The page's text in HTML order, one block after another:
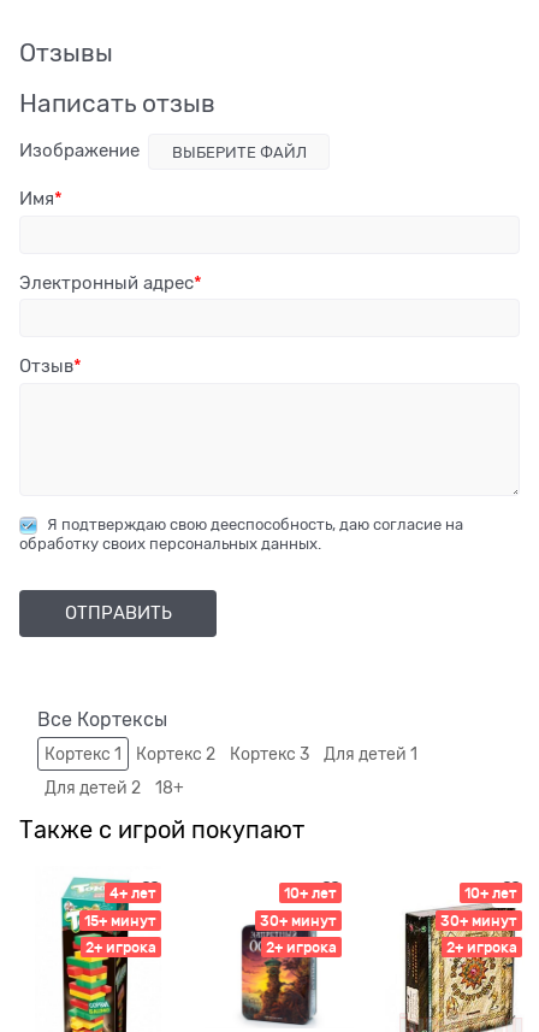
Отзывы
Написать отзыв
Изображение ВЫБЕРИТЕ ФАЙЛ
Имя
Электронный адрес
Отзыв
Я подтверждаю свою дееспособность, даю согласие на
обработку своих персональных данных.
Все Кортексы
Кортекс 1 Кортекс 2 Кортекс 3
Для детей 1
Для детей 2
18+
Также с игрой покупают
4+ лет
15+ минут
2+ игрока
10+ лет
30+ минут
2+ игрока
10+ лет
30+ минут
2+ игрока